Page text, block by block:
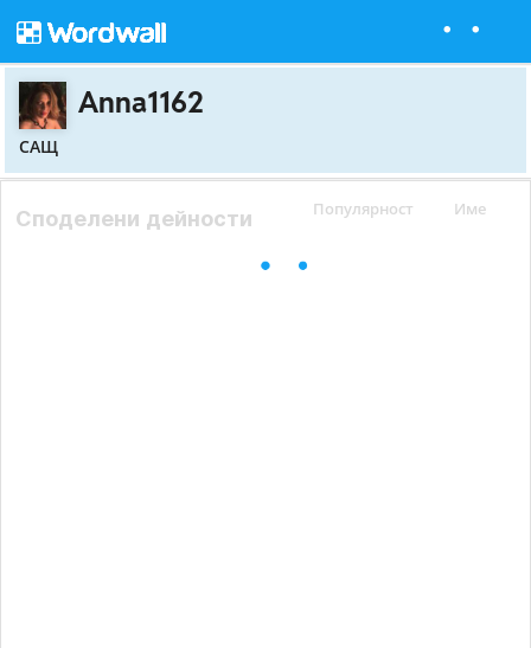
Anna1162
САЩ
Популярност Име
Споделени дейности